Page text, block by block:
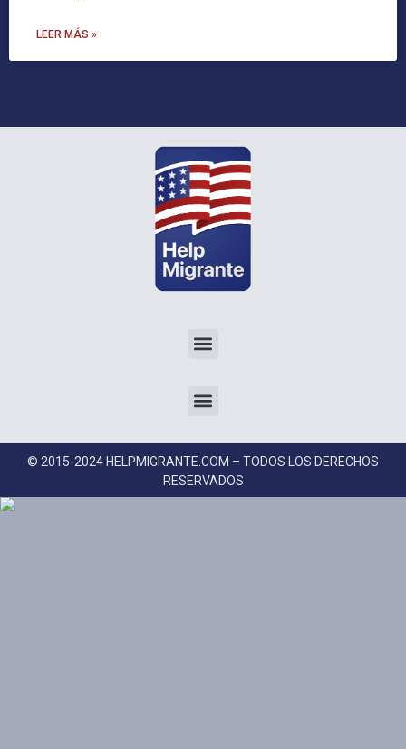
LEER MÁS »
© 2015-2024 HELPMIGRANTE.COM – TODOS LOS DERECHOS
RESERVADOS